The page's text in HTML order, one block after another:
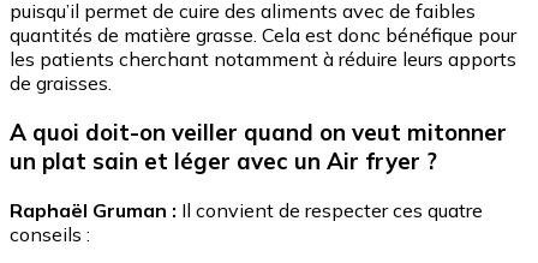
puisqu’il permet de cuire des aliments avec de faibles
quantités de matière grasse. Cela est donc bénéfique pour
les patients cherchant notamment à réduire leurs apports
de graisses.
A quoi doit-on veiller quand on veut mitonner
un plat sain et léger avec un Air fryer ?
Raphaël Gruman : Il convient de respecter ces quatre
conseils :